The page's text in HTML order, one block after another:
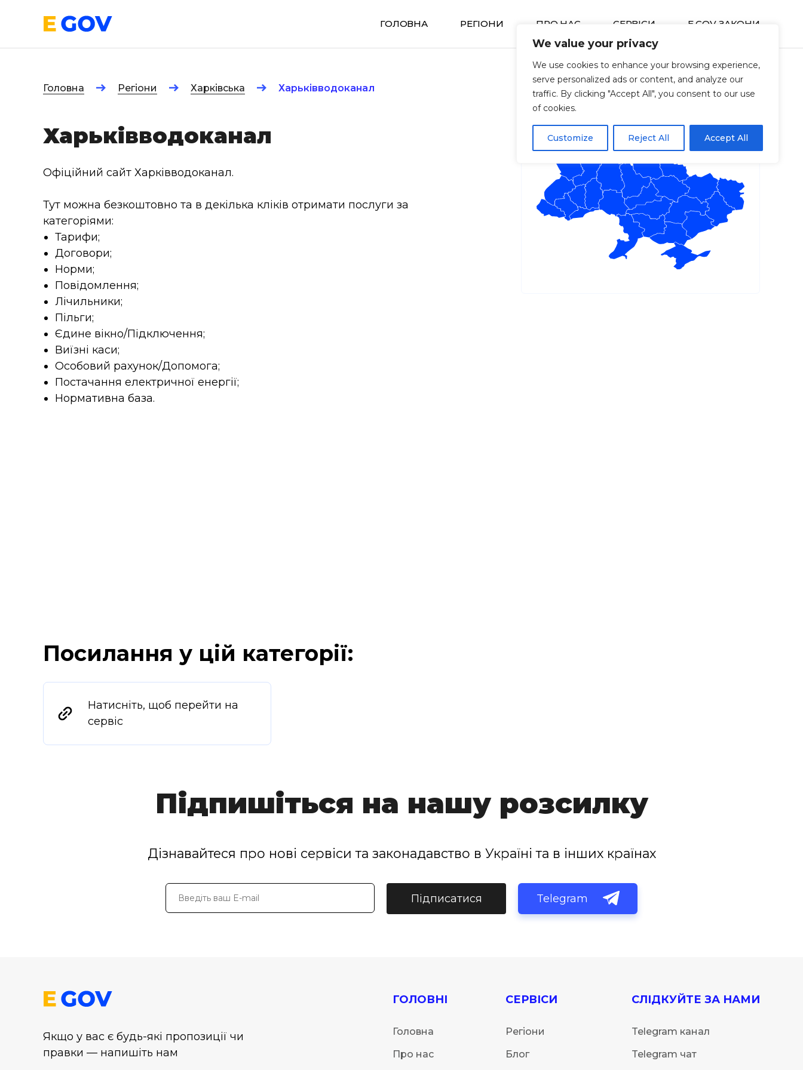
We value your privacy
We use cookies to enhance your browsing experience,
serve personalized ads or content, and analyze our
traffic. By clicking "Accept All", you consent to our use
of cookies.
Customize Reject All Accept All
ГОЛОВНА РЕГIОНИ ПРО НАС СЕРВIСИ E GOV ЗАКОНИ
Головна Регіони Харківська Харьківводоканал
Харьківводоканал
Офіційний сайт Харківводоканал.
Тут можна безкоштовно та в декілька кліків отримати послуги за
категоріями:
Тарифи;
Договори;
Норми;
Повідомлення;
Лічильники;
Пільги;
Єдине вікно/Підключення;
Виїзні каси;
Особовий рахунок/Допомога;
Постачання електричної енергії;
Нормативна база.
Посилання у цій категорії:
Натисніть, щоб перейти на
сервіс
Підпишіться на нашу розсилку
Дізнавайтеся про нові сервіси та законадавство в Україні та в інших країнах
Підписатися Telegram
Якщо у вас є будь-які пропозиції чи
правки — напишіть нам
ГОЛОВНІ
Головна
Про нас
СЕРВІСИ
Регіони
Блог
СЛІДКУЙТЕ ЗА НАМИ
Telegram канал
Telegram чат